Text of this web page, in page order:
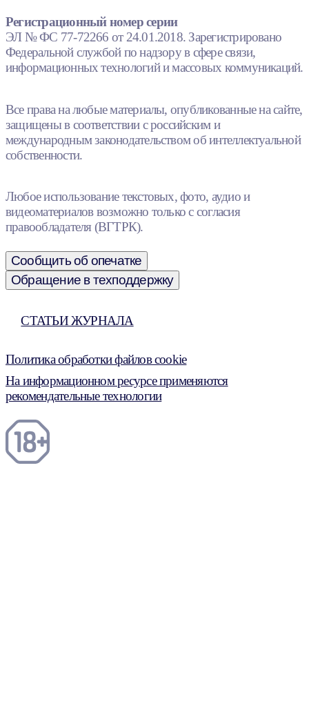
Регистрационный номер серии
ЭЛ № ФС 77-72266 от 24.01.2018. Зарегистрировано
Федеральной службой по надзору в сфере связи,
информационных технологий и массовых коммуникаций.
Все права на любые материалы, опубликованные на сайте,
защищены в соответствии с российским и
международным законодательством об интеллектуальной
собственности.
Любое использование текстовых, фото, аудио и
видеоматериалов возможно только с согласия
правообладателя (ВГТРК).
Сообщить об опечатке
Обращение в техподдержку
СТАТЬИ ЖУРНАЛА
Политика обработки файлов cookie
На информационном ресурсе применяются
рекомендательные технологии